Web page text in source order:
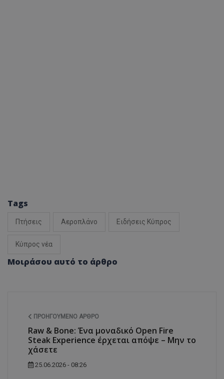
Tags
Πτήσεις Αεροπλάνο Ειδήσεις Κύπρος
Κύπρος νέα
Μοιράσου αυτό το άρθρο
ΠΡΟΗΓΟΎΜΕΝΟ ΆΡΘΡΟ
Raw & Bone: Ένα μοναδικό Open Fire
Steak Experience έρχεται απόψε – Μην το
χάσετε
25.06.2026 - 08:26